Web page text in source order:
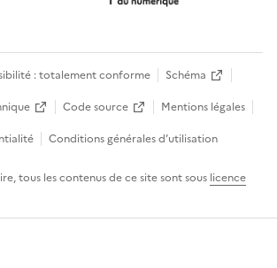
: totalement conforme
Schéma
Code source
Mentions légales
Conditions générales d’utilisation
tous les contenus de ce site sont sous licence